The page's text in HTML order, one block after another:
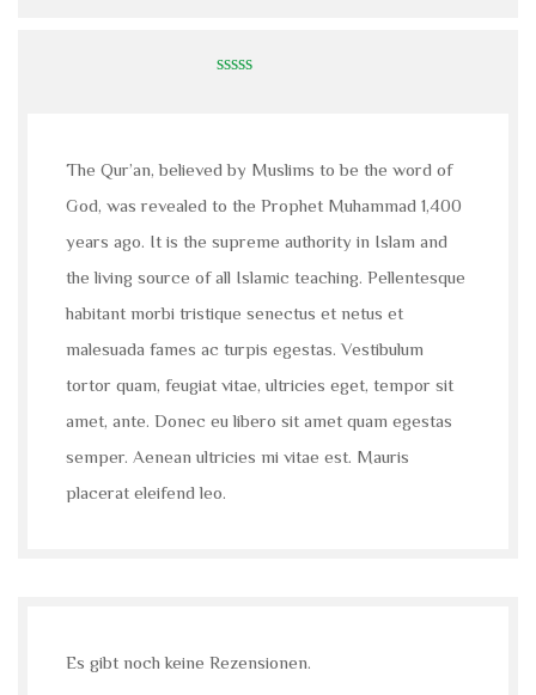
The Qur’an, believed by Muslims to be the word of
God, was revealed to the Prophet Muhammad 1,400
years ago. It is the supreme authority in Islam and
the living source of all Islamic teaching. Pellentesque
habitant morbi tristique senectus et netus et
malesuada fames ac turpis egestas. Vestibulum
tortor quam, feugiat vitae, ultricies eget, tempor sit
amet, ante. Donec eu libero sit amet quam egestas
semper. Aenean ultricies mi vitae est. Mauris
placerat eleifend leo.
Es gibt noch keine Rezensionen.